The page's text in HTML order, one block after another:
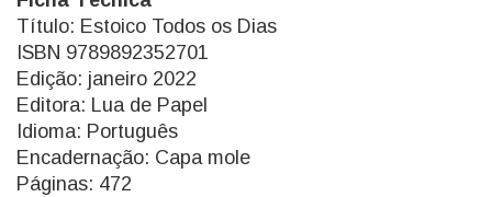
Título: Estoico Todos os Dias
ISBN 9789892352701
Edição: janeiro 2022
Editora: Lua de Papel
Idioma: Português
Encadernação: Capa mole
Páginas: 472